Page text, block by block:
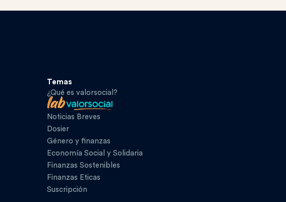
Temas
¿Qué es valorsocial?
Noticias Breves
Dosier
Género y finanzas
Economía Social y Solidaria
Finanzas Sostenibles
Finanzas Eticas
Suscripción